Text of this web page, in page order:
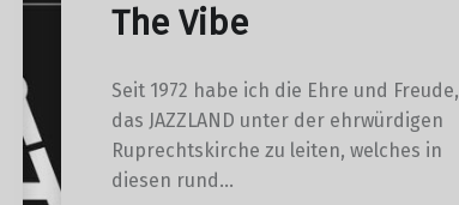
The Vibe
Seit 1972 habe ich die Ehre und Freude,
das JAZZLAND unter der ehrwürdigen
Ruprechtskirche zu leiten, welches in
diesen rund…